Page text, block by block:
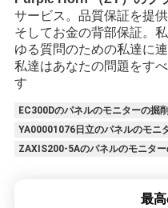
サービス。品質保証を提
そしてお金の背部保証。
ゆる質問のための私達に連
私達はあなたの問題をす
す
EC300Dのパネルのモニターの掘
YA00001076日立のパネルのモニ
ZAXIS200-5Aのパネルのモニタ
最